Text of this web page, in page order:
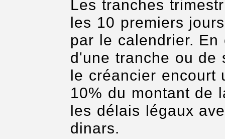
Les tranches
les 10 premiers
par le calendrier.
d'une tranche ou de
le créancier encourt
10% du montant de
les délais légaux
dinars.